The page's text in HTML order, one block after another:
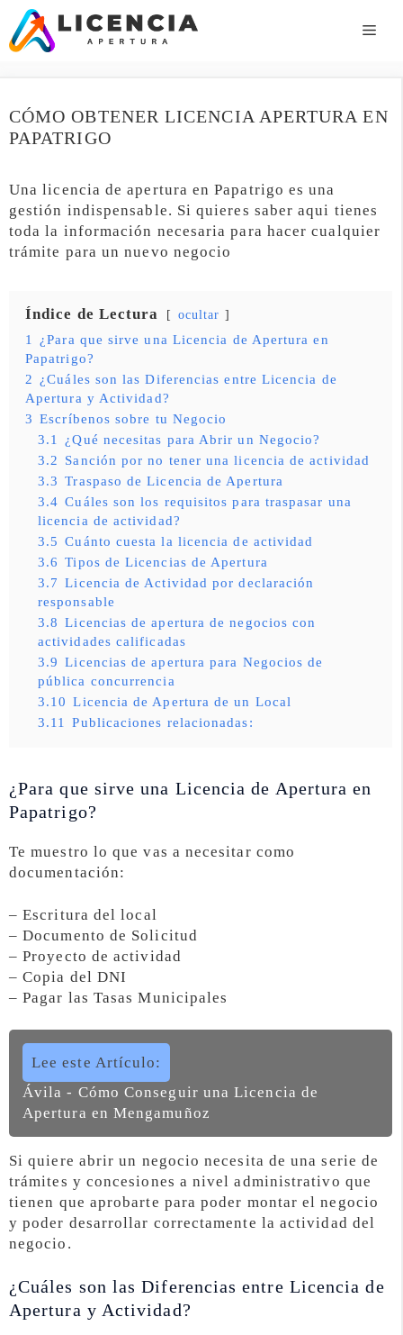
Saltar
contenido
CÓMO OBTENER LICENCIA APERTURA EN
PAPATRIGO
Una licencia de apertura en Papatrigo es una
gestión indispensable. Si quieres saber aqui tienes
toda la información necesaria para hacer cualquier
trámite para un nuevo negocio
Índice de Lectura ocultar
1
¿Para que sirve una Licencia de Apertura en
Papatrigo?
2 ¿Cuáles son las Diferencias entre Licencia de
Apertura y Actividad?
3 Escríbenos sobre tu Negocio
3.1
¿Qué necesitas para Abrir un Negocio?
3.2 Sanción por no tener una licencia de actividad
3.3 Traspaso de Licencia de Apertura
3.4 Cuáles son los requisitos para traspasar una
licencia de actividad?
3.5 Cuánto cuesta la licencia de actividad
3.6 Tipos de Licencias de Apertura
3.7 Licencia de Actividad por declaración
responsable
3.8 Licencias de apertura de negocios con
actividades calificadas
3.9 Licencias de apertura para Negocios de
pública concurrencia
3.10 Licencia de Apertura de un Local
3.11
Publicaciones relacionadas:
¿Para que sirve una Licencia de Apertura en
Papatrigo?
Te muestro lo que vas a necesitar como
documentación:
– Escritura del local
– Documento de Solicitud
– Proyecto de actividad
– Copia del DNI
– Pagar las Tasas Municipales
Lee este Artículo:
Ávila - Cómo Conseguir una Licencia de
Apertura en Mengamuñoz
Si quiere abrir un negocio necesita de una serie de
trámites y concesiones a nivel administrativo que
tienen que aprobarte para poder montar el negocio
y poder desarrollar correctamente la actividad del
negocio.
¿Cuáles son las Diferencias entre Licencia de
Apertura y Actividad?